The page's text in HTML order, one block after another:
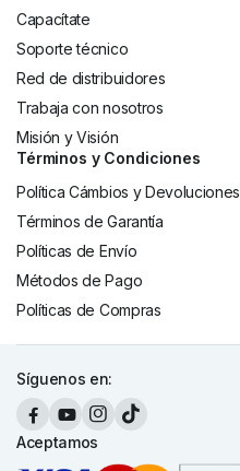
Capacítate
Soporte técnico
Red de distribuidores
Trabaja con nosotros
Misión y Visión
Términos y Condiciones
Política Cámbios y Devoluciones
Términos de Garantía
Políticas de Envío
Métodos de Pago
Políticas de Compras
Síguenos en:
Aceptamos